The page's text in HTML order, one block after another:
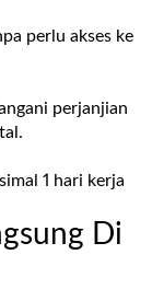
perlu akses ke
perjanjian
1 hari kerja
Di